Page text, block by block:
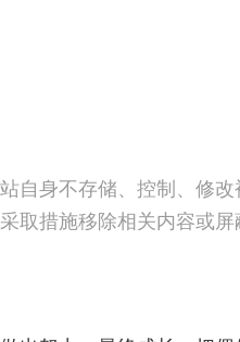
自身不存储、控制、修
措施移除相关内容或屏